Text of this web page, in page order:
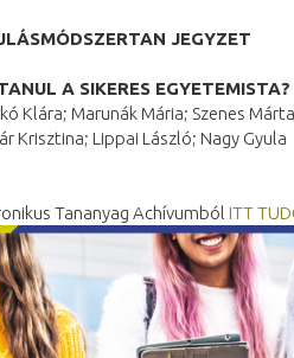
JEGYZET
A SIKERES EGYETEMISTA?
Klára; Marunák Mária; Szenes
Krisztina; Lippai László; Nagy Gyula
Tananyag Achívumból ITT